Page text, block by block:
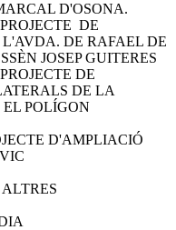
D'OSONA.
DE
DE RAFAEL DE
JOSEP GUITERES
DE
DE LA
POLÍGON
D'AMPLIACIÓ